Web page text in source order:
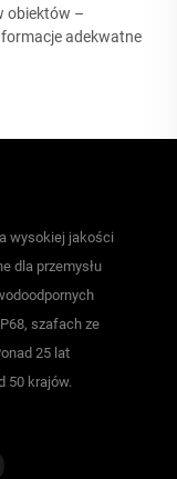
obiektów –
adekwatne
wysokiej jakości
dla przemysłu
szafach ze
25 lat
50 krajów.